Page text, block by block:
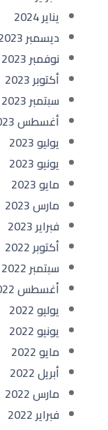
يناير 2024
ديسمبر 2023
نوفمبر 2023
أكتوبر 2023
سبتمبر 2023
أغسطس 2023
يوليو 2023
يونيو 2023
مايو 2023
مارس 2023
فبراير 2023
أكتوبر 2022
سبتمبر 2022
أغسطس 2022
يوليو 2022
يونيو 2022
مايو 2022
أبريل 2022
مارس 2022
فبراير 2022